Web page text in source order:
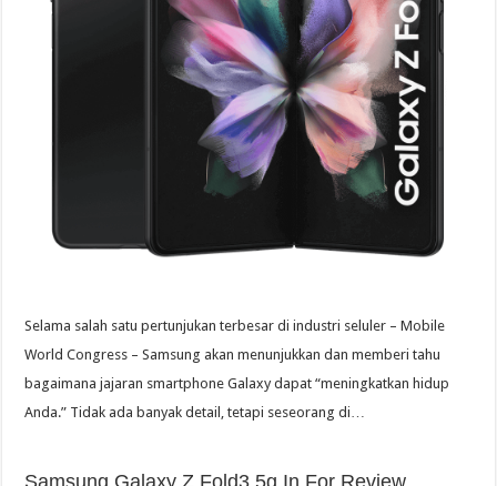
Selama salah satu pertunjukan terbesar di industri seluler – Mobile
World Congress – Samsung akan menunjukkan dan memberi tahu
bagaimana jajaran smartphone Galaxy dapat “meningkatkan hidup
Anda.” Tidak ada banyak detail, tetapi seseorang di…
Samsung Galaxy Z Fold3 5g In For Review